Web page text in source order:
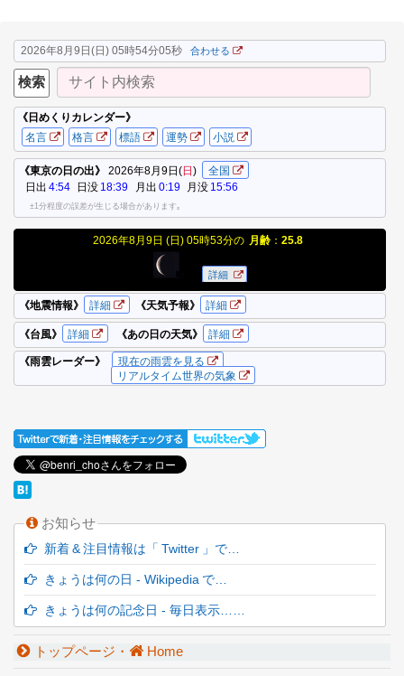
2026年8月9日(日) 05時54分05秒 合わせる
お知らせ
新着 & 注目情報は「 Twitter 」で…
きょうは何の日 - Wikipedia で…
きょうは何の記念日 - 毎日表示……
トップページ・ Home